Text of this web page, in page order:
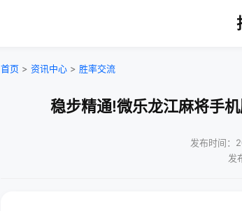
首页 > 资讯中心 > 胜率交流
稳步精通!微乐龙江麻将手
发布时间：
发